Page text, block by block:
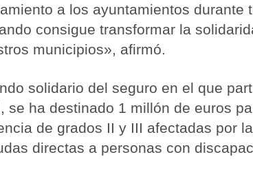
a los ayuntamientos
consigue transformar la
municipios», afirmó.
solidario del seguro en el que
se ha destinado 1 millón de euros
de grados II y III afectadas por
directas a personas con